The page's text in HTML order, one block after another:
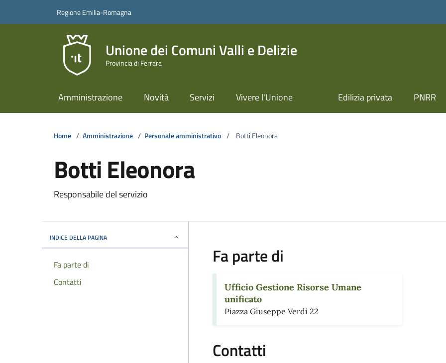
Regione Emilia-Romagna
Unione dei Comuni Valli e Delizie
Provincia di Ferrara
Amministrazione Novità Servizi Vivere l'Unione Edilizia privata PNRR
Home / Amministrazione / Personale amministrativo / Botti Eleonora
Botti Eleonora
Responsabile del servizio
INDICE DELLA PAGINA
Fa parte di
Contatti
Fa parte di
Ufficio Gestione Risorse Umane
unificato
Piazza Giuseppe Verdi 22
Contatti